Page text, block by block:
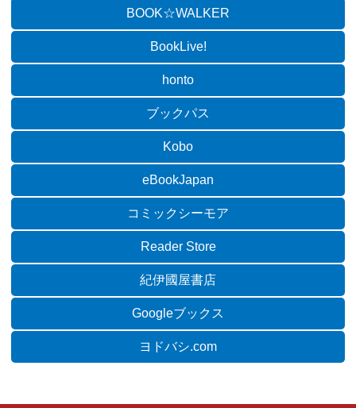
BOOK☆WALKER
BookLive!
honto
ブックパス
Kobo
eBookJapan
コミックシーモア
Reader Store
紀伊國屋書店
Googleブックス
ヨドバシ.com